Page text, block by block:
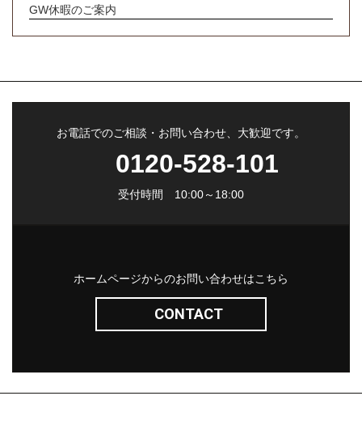
GW休暇のご案内
お電話でのご相談・お問い合わせ、大歓迎です。
0120-528-101
受付時間 10:00～18:00
ホームページからのお問い合わせはこちら
CONTACT